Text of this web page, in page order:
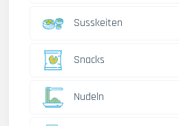
Susskeiten
Snacks
Nudeln